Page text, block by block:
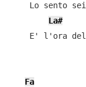
Lo sento
La#
E' l'ora
Fa